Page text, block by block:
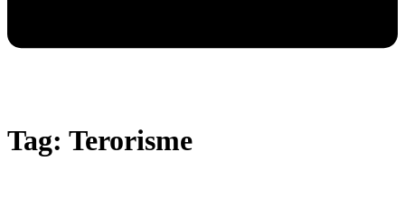
Tag: Terorisme